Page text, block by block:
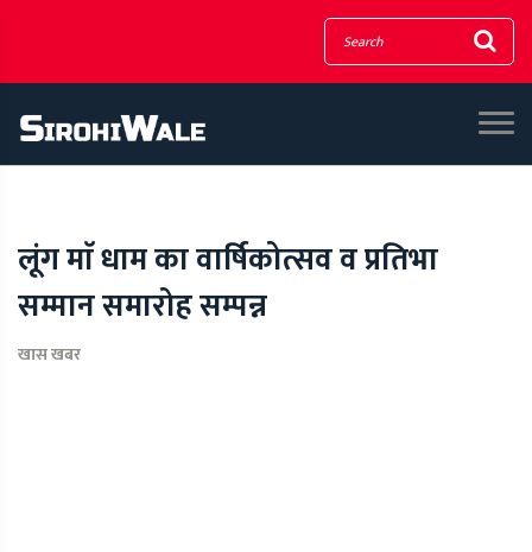
लूंग माॅ धाम का वार्षिकोत्सव व प्रतिभा
सम्मान समारोह सम्पन्न
खास खबर